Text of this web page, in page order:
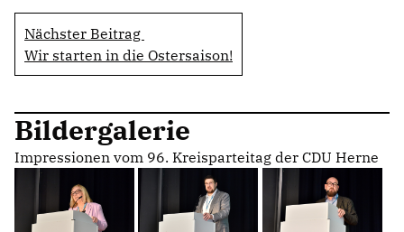
Nächster Beitrag
Wir starten in die Ostersaison!
Bildergalerie
Impressionen vom 96. Kreisparteitag der CDU Herne